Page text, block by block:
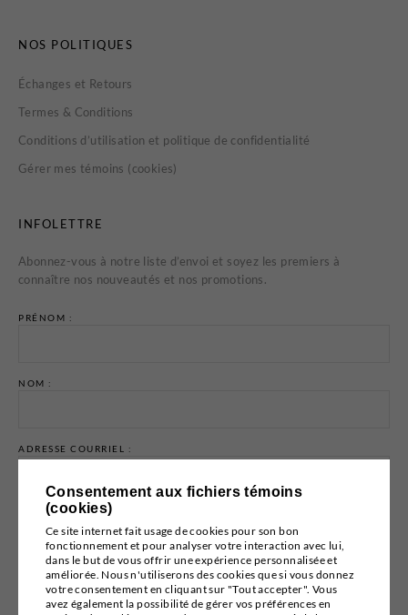
NOS POLITIQUES
Échanges et Retours
Termes & Conditions
Conditions d’utilisation et politique de confidentialité
Gérer mes témoins (cookies)
INFOLETTRE
Abonnez-vous à notre liste d’envoi et soyez les premiers à
connaître nos nouveautés et nos promotions.
PRÉNOM :
NOM :
ADRESSE COURRIEL :
Email marketingCyberimpact
Consentement aux fichiers témoins
(cookies)
Ce site internet fait usage de cookies pour son bon
fonctionnement et pour analyser votre interaction avec lui,
dans le but de vous offrir une expérience personnalisée et
améliorée. Nous n'utiliserons des cookies que si vous donnez
votre consentement en cliquant sur "Tout accepter". Vous
avez également la possibilité de gérer vos préférences en